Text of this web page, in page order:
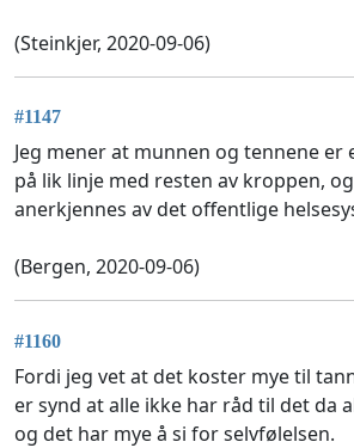
(Steinkjer, 2020-09-06)
#1147
Jeg mener at munnen og tennene er
på lik linje med resten av kroppen,
anerkjennes av det offentlige
(Bergen, 2020-09-06)
#1160
Fordi jeg vet at det koster mye til
er synd at alle ikke har råd til det da
og det har mye å si for selvfølelsen.